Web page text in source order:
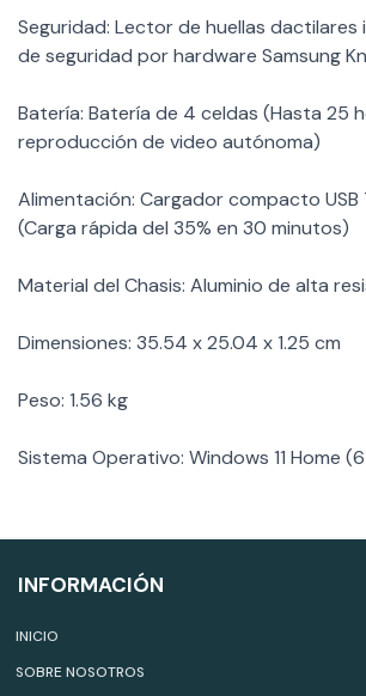
Seguridad: Lector de huellas
de seguridad por hardware Samsung
Batería: Batería de 4 celdas (Hasta 25
reproducción de video autónoma)
Alimentación: Cargador compacto
(Carga rápida del 35% en 30 minutos)
Material del Chasis: Aluminio de alta
Dimensiones: 35.54 x 25.04 x 1.25 cm
Peso: 1.56 kg
Sistema Operativo: Windows 11 Home
INFORMACIÓN
INICIO
SOBRE NOSOTROS